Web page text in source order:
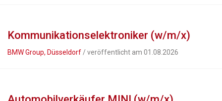
Kommunikationselektroniker (w/m/x)
BMW Group, Düsseldorf / veröffentlicht am 01.08.2026